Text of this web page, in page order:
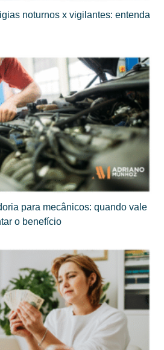
noturnos x vigilantes: entenda
para mecânicos: quando vale
o benefício